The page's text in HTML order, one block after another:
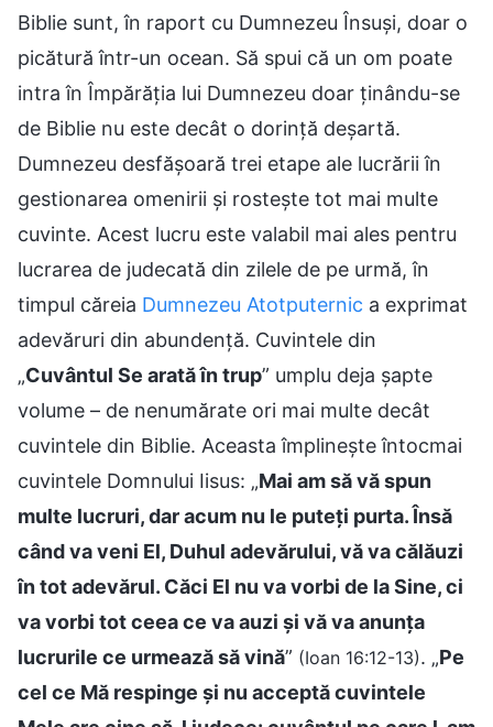
Biblie sunt, în raport cu Dumnezeu Însuși, doar o
picătură într-un ocean. Să spui că un om poate
intra în Împărăția lui Dumnezeu doar ținându-se
de Biblie nu este decât o dorință deșartă.
Dumnezeu desfășoară trei etape ale lucrării în
gestionarea omenirii și rostește tot mai multe
cuvinte. Acest lucru este valabil mai ales pentru
lucrarea de judecată din zilele de pe urmă, în
timpul căreia Dumnezeu Atotputernic a exprimat
adevăruri din abundență. Cuvintele din
„Cuvântul Se arată în trup” umplu deja șapte
volume – de nenumărate ori mai multe decât
cuvintele din Biblie. Aceasta împlinește întocmai
cuvintele Domnului Iisus: „Mai am să vă spun
multe lucruri, dar acum nu le puteți purta. Însă
când va veni El, Duhul adevărului, vă va călăuzi
în tot adevărul. Căci El nu va vorbi de la Sine, ci
va vorbi tot ceea ce va auzi și vă va anunța
lucrurile ce urmează să vină” (Ioan 16:12-13). „Pe
cel ce Mă respinge și nu acceptă cuvintele